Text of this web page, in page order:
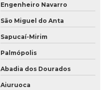
Engenheiro Navarro
São Miguel do Anta
Sapucaí-Mirim
Palmópolis
Abadia dos Dourados
Aiuruoca